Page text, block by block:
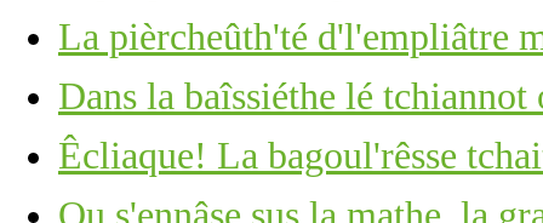
La pièrcheûth'té d'l'empliâtre
Dans la baîssiéthe lé tchiannot
Êcliaque! La bagoul'rêsse